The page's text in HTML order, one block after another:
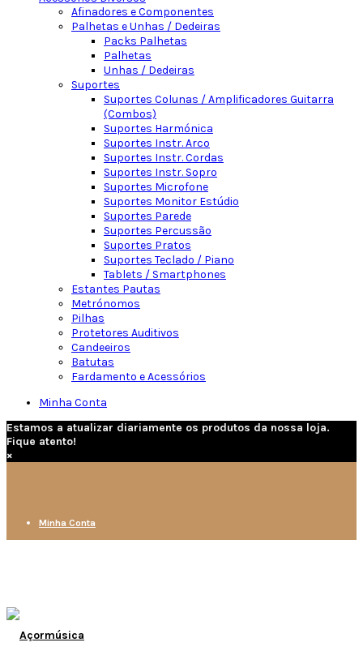
Afinadores e Componentes
Palhetas e Unhas / Dedeiras
Packs Palhetas
Palhetas
Unhas / Dedeiras
Suportes
Suportes Colunas / Amplificadores Guitarra
(Combos)
Suportes Harmónica
Suportes Instr. Arco
Suportes Instr. Cordas
Suportes Instr. Sopro
Suportes Microfone
Suportes Monitor Estúdio
Suportes Parede
Suportes Percussão
Suportes Pratos
Suportes Teclado / Piano
Tablets / Smartphones
Estantes Pautas
Metrónomos
Pilhas
Protetores Auditivos
Candeeiros
Batutas
Fardamento e Acessórios
Minha Conta
Estamos a atualizar diariamente os produtos da nossa loja.
Fique atento!
×
Minha Conta